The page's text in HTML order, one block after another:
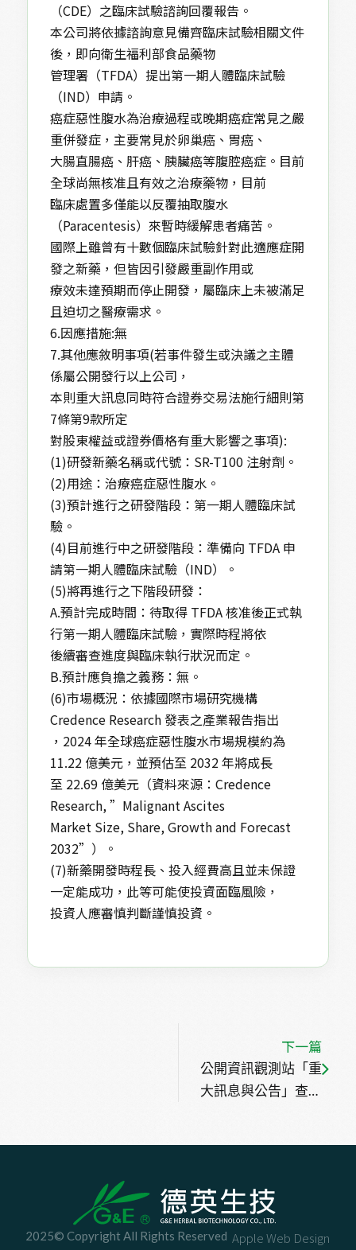
（CDE）之臨床試驗諮詢回覆報告。
本公司將依據諮詢意見備齊臨床試驗相關文件
後，即向衛生福利部食品藥物
管理署（TFDA）提出第一期人體臨床試驗
（IND）申請。
癌症惡性腹水為治療過程或晚期癌症常見之嚴
重併發症，主要常見於卵巢癌、胃癌、
大腸直腸癌、肝癌、胰臟癌等腹腔癌症。目前
全球尚無核准且有效之治療藥物，目前
臨床處置多僅能以反覆抽取腹水
（Paracentesis）來暫時緩解患者痛苦。
國際上雖曾有十數個臨床試驗針對此適應症開
發之新藥，但皆因引發嚴重副作用或
療效未達預期而停止開發，屬臨床上未被滿足
且迫切之醫療需求。
6.因應措施:無
7.其他應敘明事項(若事件發生或決議之主體
係屬公開發行以上公司，
本則重大訊息同時符合證券交易法施行細則第
7條第9款所定
對股東權益或證券價格有重大影響之事項):
(1)研發新藥名稱或代號：SR-T100 注射劑。
(2)用途：治療癌症惡性腹水。
(3)預計進行之研發階段：第一期人體臨床試
驗。
(4)目前進行中之研發階段：準備向 TFDA 申
請第一期人體臨床試驗（IND）。
(5)將再進行之下階段研發：
A.預計完成時間：待取得 TFDA 核准後正式執
行第一期人體臨床試驗，實際時程將依
後續審查進度與臨床執行狀況而定。
B.預計應負擔之義務：無。
(6)市場概況：依據國際市場研究機構
Credence Research 發表之產業報告指出
，2024 年全球癌症惡性腹水市場規模約為
11.22 億美元，並預估至 2032 年將成長
至 22.69 億美元（資料來源：Credence
Research, ”Malignant Ascites
Market Size, Share, Growth and Forecast
2032”）。
(7)新藥開發時程長、投入經費高且並未保證
一定能成功，此等可能使投資面臨風險，
投資人應審慎判斷謹慎投資。
下一篇
公開資訊觀測站「重
大訊息與公告」查詢
2025© Copyright All Rights Reserved Apple Web Design